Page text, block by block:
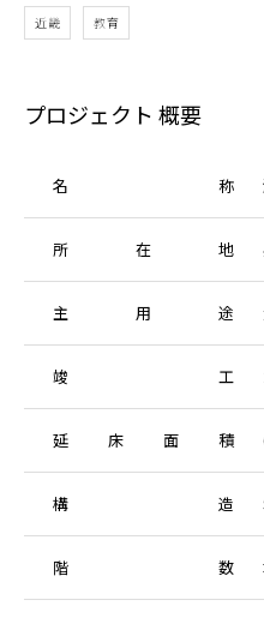
近畿 教育
プロジェクト 概要
名 称
所 在 地
主 用 途
竣 工
延 床 面 積
構 造
階 数